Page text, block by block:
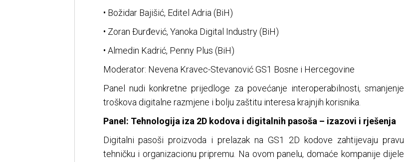
• Božidar Bajišić, Editel Adria (BiH)
• Zoran Đurđević, Yanoka Digital Industry (BiH)
• Almedin Kadrić, Penny Plus (BiH)
Moderator: Nevena Kravec-Stevanović GS1 Bosne i Hercegovine
Panel nudi konkretne prijedloge za povećanje interoperabilnosti, smanjenje
troškova digitalne razmjene i bolju zaštitu interesa krajnjih korisnika.
Panel: Tehnologija iza 2D kodova i digitalnih pasoša – izazovi i rješenja
Digitalni pasoši proizvoda i prelazak na GS1 2D kodove zahtijevaju pravu
tehničku i organizacionu pripremu. Na ovom panelu, domaće kompanije dijele